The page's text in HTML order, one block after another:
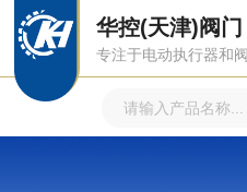
华控(天津)阀门
专注于电动执行器和